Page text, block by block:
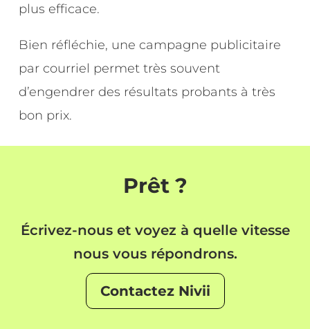
plus efficace.
Bien réfléchie, une campagne publicitaire
par courriel permet très souvent
d’engendrer des résultats probants à très
bon prix.
Prêt ?
Écrivez-nous et voyez à quelle vitesse
nous vous répondrons.
Contactez Nivii